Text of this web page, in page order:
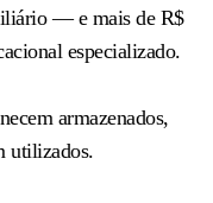
— e mais de R$
especializado.
armazenados,
utilizados.